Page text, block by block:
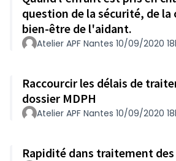
question de la sécurité, de la
bien-être de l'aidant.
Atelier APF Nantes 10/09/2020
Raccourcir les délais de
dossier MDPH
Atelier APF Nantes 10/09/2020
Rapidité dans traitement